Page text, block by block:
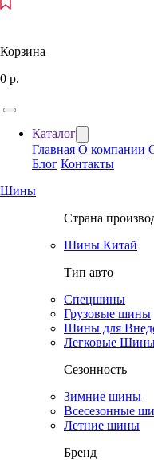
Корзина
0 р.
Каталог
Главная О компании
Блог Контакты
Шины
Страна
Шины Китай
Тип авто
Спецшины
Грузовые шины
Шины для
Легковые
Сезонность
Зимние шины
Всесезонные
Летние шины
Бренд